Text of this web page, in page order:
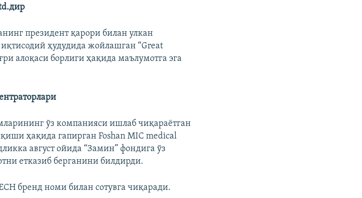
президент қарори билан улкан
ҳудудида жойлашган “Great
алоқаси борлиги ҳақида маълумотга эга
ўз компанияси ишлаб чиқараëтган
ҳақида гапирган Foshan MIC medical
август ойида “Замин” фондига ўз
етказиб берганини билдирди.
бренд номи билан сотувга чиқаради.